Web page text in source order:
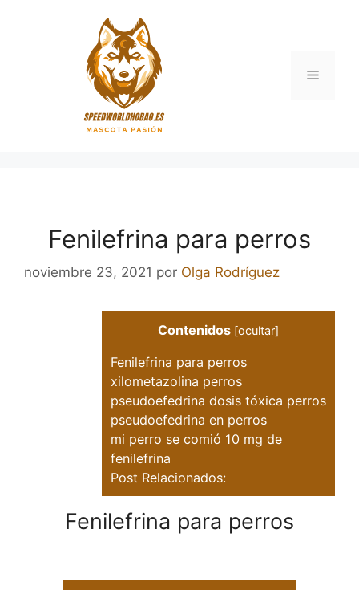
Menú
Fenilefrina para perros
noviembre 23, 2021 por Olga Rodríguez
Contenidos [ocultar]
Fenilefrina para perros
xilometazolina perros
pseudoefedrina dosis tóxica perros
pseudoefedrina en perros
mi perro se comió 10 mg de
fenilefrina
Post Relacionados:
Fenilefrina para perros